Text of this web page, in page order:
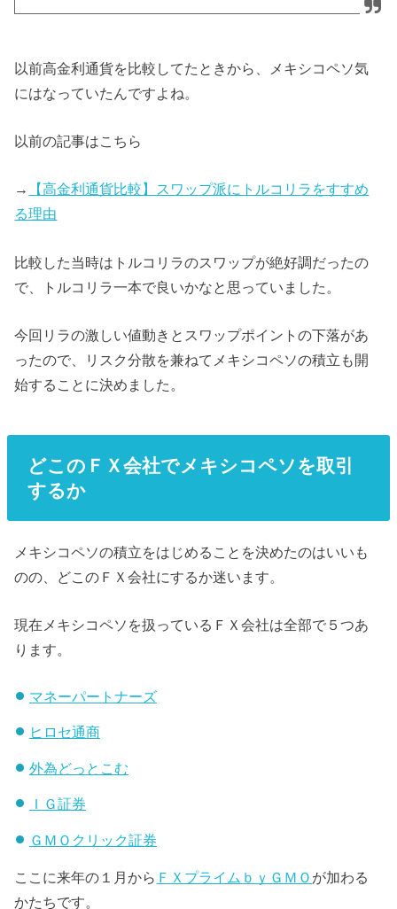
以前高金利通貨を比較してたときから、メキシコペソ気
にはなっていたんですよね。
以前の記事はこちら
→
【高金利通貨比較】スワップ派にトルコリラをすすめ
る理由
比較した当時はトルコリラのスワップが絶好調だったの
で、トルコリラ一本で良いかなと思っていました。
今回リラの激しい値動きとスワップポイントの下落があ
ったので、リスク分散を兼ねてメキシコペソの積立も開
始することに決めました。
どこのＦＸ会社でメキシコペソを取引
するか
メキシコペソの積立をはじめることを決めたのはいいも
のの、どこのＦＸ会社にするか迷います。
現在メキシコペソを扱っているＦＸ会社は全部で５つあ
ります。
マネーパートナーズ
ヒロセ通商
外為どっとこむ
ＩＧ証券
ＧＭＯクリック証券
ここに来年の１月から ＦＸプライムｂｙＧＭＯ が加わる
かたちです。